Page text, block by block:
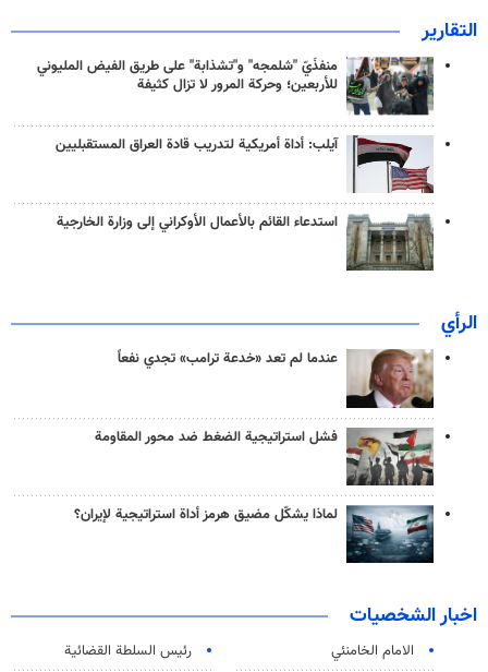
التقارير
منفذَيّ "شلمجه" و"تشذابة" على طريق الفيض المليوني
للأربعين؛ وحركة المرور لا تزال كثيفة
آيلب: أداة أمريكية لتدريب قادة العراق المستقبليين
استدعاء القائم بالأعمال الأوكراني إلى وزارة الخارجية
الرأي
عندما لم تعد «خدعة ترامب» تجدي نفعاً
فشل استراتيجية الضغط ضد محور المقاومة
لماذا يشكّل مضيق هرمز أداة استراتيجية لإيران؟
اخبار الشخصيات
الامام الخامنئي
رئیس السلطة القضائیة